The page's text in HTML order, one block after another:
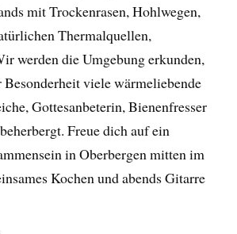
mit Trockenrasen, Hohlwegen,
Thermalquellen,
werden die Umgebung erkunden,
viele wärmeliebende
Gottesanbeterin, Bienenfresser
Freue dich auf ein
in Oberbergen mitten im
Kochen und abends Gitarre